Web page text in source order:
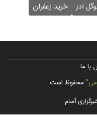
ادز
خرید زعفران
با ما
محفوظ است
آسام